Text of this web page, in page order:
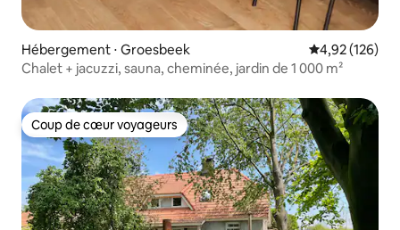
Hébergement ⋅ Groesbeek Évaluation
4,92 (126)
Chalet + jacuzzi, sauna, cheminée, jardin de 1 000 m²
Coup de cœur voyageurs
Coup de cœur voyageurs